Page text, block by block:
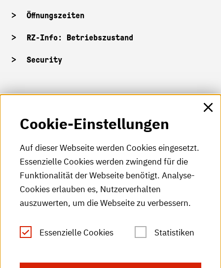
Öffnungszeiten
RZ-Info: Betriebszustand
Security
HKA-Shop
HKA-Videos
HKA-Podcast
HKA-Publikationen
RSS-Feed
Leichte Sprache
Cookie-Einstellungen
Auf dieser Webseite werden Cookies eingesetzt.
Essenzielle Cookies werden zwingend für die
Funktionalität der Webseite benötigt. Analyse-
Cookies erlauben es, Nutzerverhalten
auszuwerten, um die Webseite zu verbessern.
Essenzielle Cookies Statistiken